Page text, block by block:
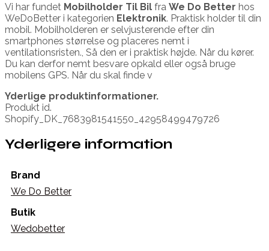
Vi har fundet Mobilholder Til Bil fra We Do Better hos
WeDoBetter i kategorien Elektronik. Praktisk holder til din
mobil. Mobilholderen er selvjusterende efter din
smartphones størrelse og placeres nemt i
ventilationsristen., Så den er i praktisk højde. Når du kører.
Du kan derfor nemt besvare opkald eller også bruge
mobilens GPS. Når du skal finde v
Yderlige produktinformationer.
Produkt id.
Shopify_DK_7683981541550_42958499479726
Yderligere information
Brand
We Do Better
Butik
Wedobetter